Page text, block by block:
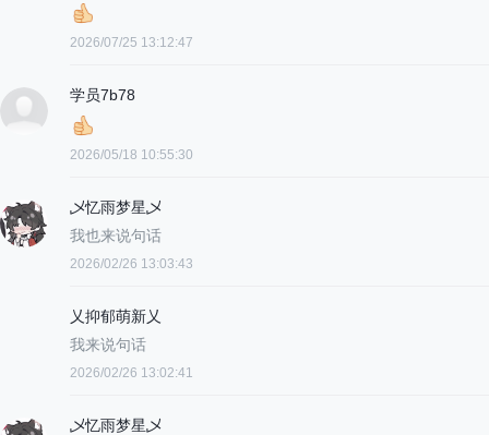
2026/07/25 13:12:47
学员7b78
2026/05/18 10:55:30
乄忆雨梦星乄
我也来说句话
2026/02/26 13:03:43
乂抑郁萌新乂
我来说句话
2026/02/26 13:02:41
乄忆雨梦星乄